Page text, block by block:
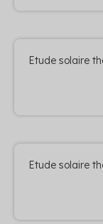
Etude solaire
Etude solaire